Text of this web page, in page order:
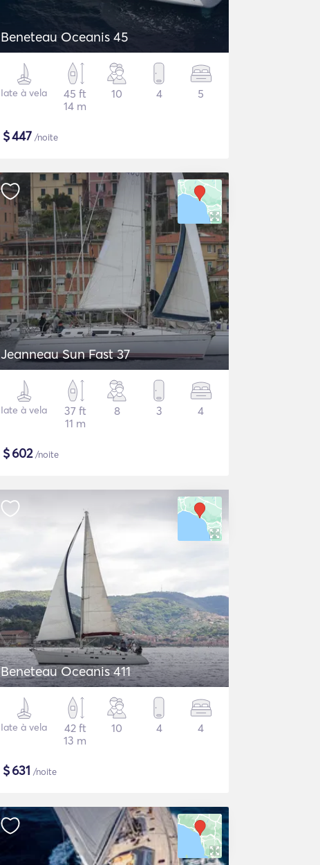
Beneteau Oceanis 45
Iate à vela
45 ft
14 m
10 4 5
$447 /noite
Jeanneau Sun Fast 37
Iate à vela
37 ft
11 m
8 3 4
$602/noite
Beneteau Oceanis 411
Iate à vela
42 ft
13 m
10 4 4
$631 /noite